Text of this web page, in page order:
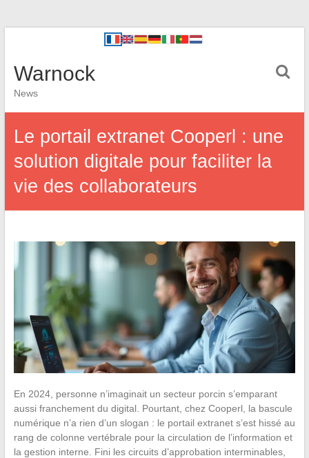
Warnock
News
Le portail extranet Cooperl : une
solution digitale pour faciliter la
vie des collaborateurs
En 2024, personne n’imaginait un secteur porcin s’emparant
aussi franchement du digital. Pourtant, chez Cooperl, la bascule
numérique n’a rien d’un slogan : le portail extranet s’est hissé au
rang de colonne vertébrale pour la circulation de l’information et
la gestion interne. Fini les circuits d’approbation interminables,